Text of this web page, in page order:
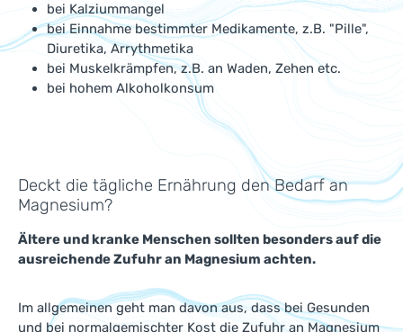
bei Kalziummangel
bei Einnahme bestimmter Medikamente, z.B. "Pille",
Diuretika, Arrythmetika
bei Muskelkrämpfen, z.B. an Waden, Zehen etc.
bei hohem Alkoholkonsum
Deckt die tägliche Ernährung den Bedarf an
Magnesium?
Ältere und kranke Menschen sollten besonders auf die
ausreichende Zufuhr an Magnesium achten.
Im allgemeinen geht man davon aus, dass bei Gesunden
und bei normalgemischter Kost die Zufuhr an Magnesium